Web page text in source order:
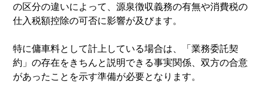
の区分の違いによって、源泉徴収義務の有無や消費税の
仕入税額控除の可否に影響が及びます。
特に傭車料として計上している場合は、「業務委託契
約」の存在をきちんと説明できる事実関係、双方の合意
があったことを示す準備が必要となります。